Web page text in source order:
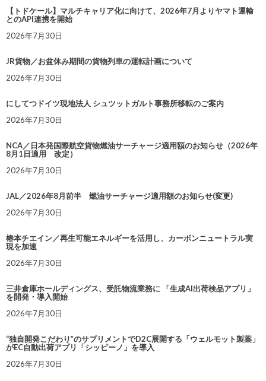
【トドケール】マルチキャリア化に向けて、2026年7月よりヤマト運輸
とのAPI連携を開始
2026年7月30日
JR貨物／お盆休み期間の貨物列車の運転計画について
2026年7月30日
にしてつドイツ現地法人 シュツットガルト事務所移転のご案内
2026年7月30日
NCA／日本発国際航空貨物燃油サーチャージ適用額のお知らせ（2026年
8月1日適用 改定）
2026年7月30日
JAL／2026年8月前半 燃油サーチャージ適用額のお知らせ(変更)
2026年7月30日
椿本チエイン／再生可能エネルギーを活用し、カーボンニュートラル実
現を加速
2026年7月30日
三井倉庫ホールディングス、受託物流業務に 「生成AI出荷検品アプリ」
を開発・導入開始
2026年7月30日
“独自開発こだわり”のサプリメントでD2C展開する「ウェルモット製薬」
がEC自動出荷アプリ「シッピーノ」を導入
2026年7月30日